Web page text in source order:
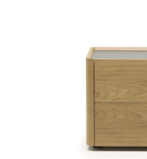
В КОРЗИНУ